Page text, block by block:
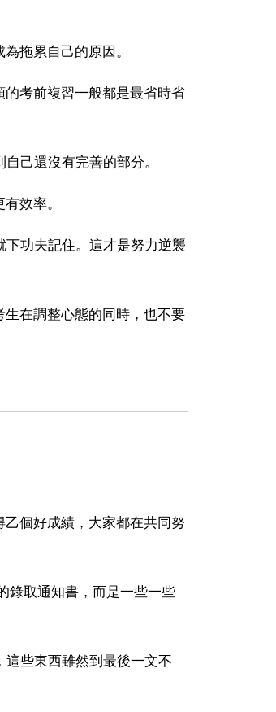
拖累自己的原因。
考前複習一般都是最省時省
己還沒有完善的部分。
效率。
功夫記住。這才是努力逆襲
在調整心態的同時，也不要
個好成績，大家都在共同努
錄取通知書，而是一些一些
些東西雖然到最後一文不